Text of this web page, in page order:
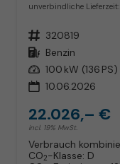
unverbindliche Lieferzeit:
Fahrzeugnr. 320819
Kraftstoff Benzin
Leistung 100 kW (136 PS)
10.06.2026
22.026,– €
incl. 19% MwSt.
Verbrauch
CO2-Klasse: D